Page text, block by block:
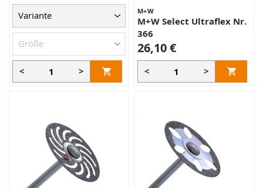
< >
M+W
M+W Select Ultraflex Nr.
366
26,10 €
< >